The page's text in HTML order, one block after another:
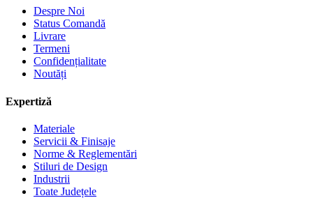
Despre Noi
Status Comandă
Livrare
Termeni
Confidențialitate
Noutăți
Expertiză
Materiale
Servicii & Finisaje
Norme & Reglementări
Stiluri de Design
Industrii
Toate Județele